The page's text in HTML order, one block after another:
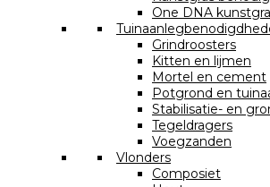
One DNA
Grindroosters
Kitten en lijmen
Mortel en cement
Potgrond en
Stabilisatie- en
Tegeldragers
Voegzanden
Vlonders
Composiet